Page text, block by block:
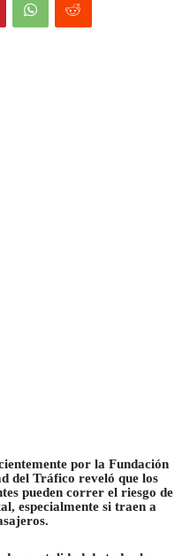
por la Fundación
del Tráfico reveló que los
pueden correr el riesgo de
especialmente si traen a